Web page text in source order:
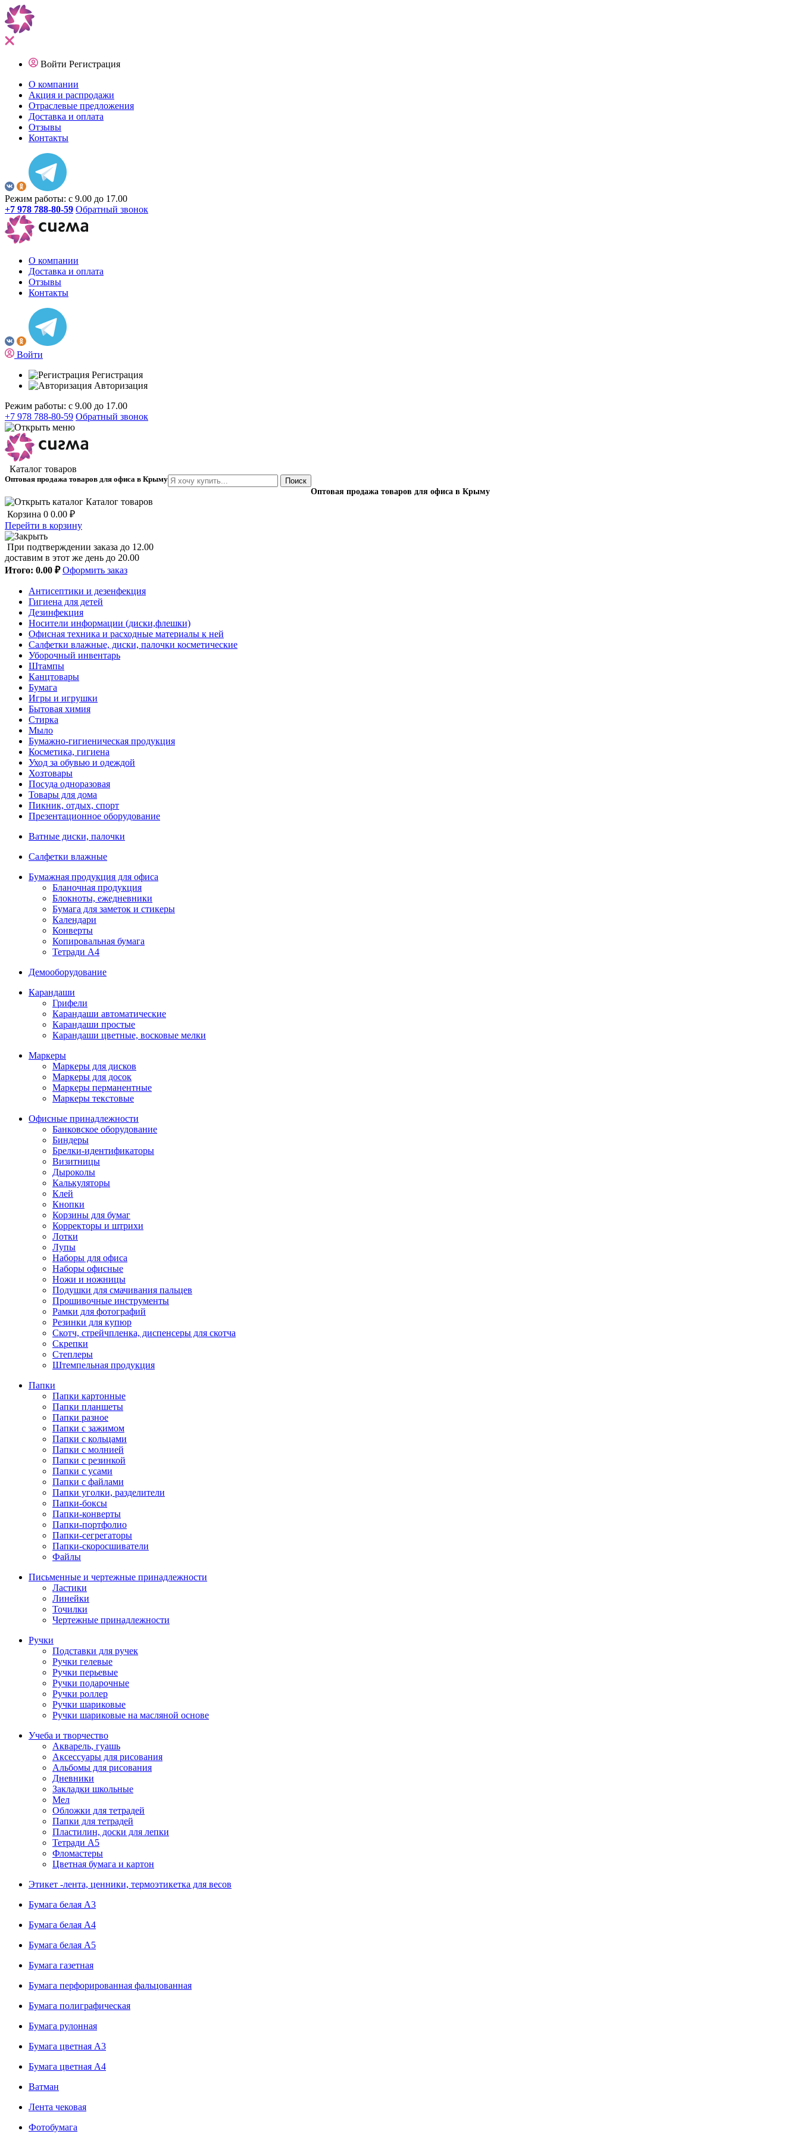
Войти Регистрация
О компании
Акция и распродажи
Отраслевые предложения
Доставка и оплата
Отзывы
Контакты
Режим работы: с 9.00 до 17.00
+7 978 788-80-59 Обратный звонок
О компании
Доставка и оплата
Отзывы
Контакты
Войти
Регистрация
Авторизация
Режим работы: с 9.00 до 17.00
+7 978 788-80-59 Обратный звонок
Каталог товаров
Оптовая продажа товаров для офиса в Крыму
Поиск
Оптовая продажа товаров для офиса в Крыму
Каталог товаров
Корзина 0 0.00 ₽
Перейти в корзину
При подтверждении заказа до 12.00
доставим в этот же день до 20.00
Итого: 0.00 ₽ Оформить заказ
Антисептики и дезенфекция
Гигиена для детей
Дезинфекция
Носители информации (диски,флешки)
Офисная техника и расходные материалы к ней
Салфетки влажные, диски, палочки косметические
Уборочный инвентарь
Штампы
Канцтовары
Бумага
Игры и игрушки
Бытовая химия
Стирка
Мыло
Бумажно-гигиеническая продукция
Косметика, гигиена
Уход за обувью и одеждой
Хозтовары
Посуда одноразовая
Товары для дома
Пикник, отдых, спорт
Презентационное оборудование
Ватные диски, палочки
Салфетки влажные
Бумажная продукция для офиса
Бланочная продукция
Блокноты, ежедневники
Бумага для заметок и стикеры
Календари
Конверты
Копировальная бумага
Тетради А4
Демооборудование
Карандаши
Грифели
Карандаши автоматические
Карандаши простые
Карандаши цветные, восковые мелки
Маркеры
Маркеры для дисков
Маркеры для досок
Маркеры перманентные
Маркеры текстовые
Офисные принадлежности
Банковское оборудование
Биндеры
Брелки-идентификаторы
Визитницы
Дыроколы
Калькуляторы
Клей
Кнопки
Корзины для бумаг
Корректоры и штрихи
Лотки
Лупы
Наборы для офиса
Наборы офисные
Ножи и ножницы
Подушки для смачивания пальцев
Прошивочные инструменты
Рамки для фотографий
Резинки для купюр
Скотч, стрейчпленка, диспенсеры для скотча
Скрепки
Степлеры
Штемпельная продукция
Папки
Папки картонные
Папки планшеты
Папки разное
Папки с зажимом
Папки с кольцами
Папки с молнией
Папки с резинкой
Папки с усами
Папки с файлами
Папки уголки, разделители
Папки-боксы
Папки-конверты
Папки-портфолио
Папки-сегрегаторы
Папки-скоросшиватели
Файлы
Письменные и чертежные принадлежности
Ластики
Линейки
Точилки
Чертежные принадлежности
Ручки
Подставки для ручек
Ручки гелевые
Ручки перьевые
Ручки подарочные
Ручки роллер
Ручки шариковые
Ручки шариковые на масляной основе
Учеба и творчество
Акварель, гуашь
Аксессуары для рисования
Альбомы для рисования
Дневники
Закладки школьные
Мел
Обложки для тетрадей
Папки для тетрадей
Пластилин, доски для лепки
Тетради А5
Фломастеры
Цветная бумага и картон
Этикет -лента, ценники, термоэтикетка для весов
Бумага белая А3
Бумага белая А4
Бумага белая А5
Бумага газетная
Бумага перфорированная фальцованная
Бумага полиграфическая
Бумага рулонная
Бумага цветная А3
Бумага цветная А4
Ватман
Лента чековая
Фотобумага